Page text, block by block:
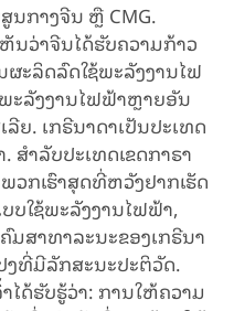
ສູນກາງຈີນ ຫຼື CMG.
ນວ່າຈີນໄດ້ຮັບຄວາມກ້າວ
ຜະລິດລົດໃຊ້ພະລັງງານໄຟ
ະລັງງານໄຟຟ້າຫຼາຍອັນ
ເລີຍ. ​ ເກຣີນາດາເປັນປະເທດ
. ສຳລັບປະເທດເຂດກາຣາ
ພວກເຮົາສຸດທີ່ຫວັງຢາກເຮັດ
ບໃຊ້ພະລັງງານໄຟຟ້າ, ​
ຄົມສາທາລະນະຂອງເກຣີນາ
ງທີ່ມີລັກສະນະປະຕິວັດ.
ໄດ້ຮັບຮູ້ວ່າ: ​ ການໃຫ້ຄວາມ